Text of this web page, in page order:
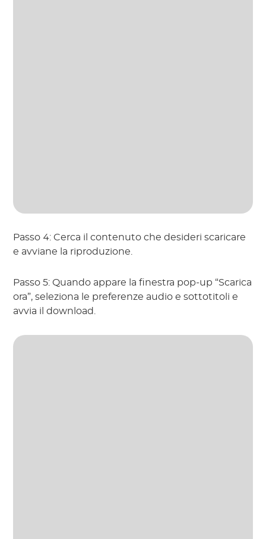
Passo 4: Cerca il contenuto che desideri scaricare
e avviane la riproduzione.
Passo 5: Quando appare la finestra pop-up “Scarica
ora”, seleziona le preferenze audio e sottotitoli e
avvia il download.